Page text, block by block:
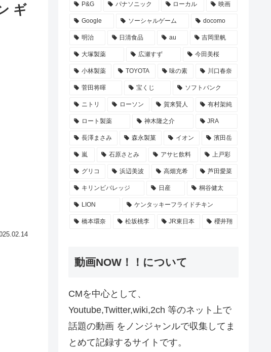
ギ
P&G パナソニック ローカル 映画
Google ソーシャルゲーム docomo
明治 日清食品 au 吉岡里帆
大塚製薬 広瀬すず 今田美桜
小林製薬 TOYOTA 味の素 川口春奈
菅田将暉 宝くじ ソフトバンク
ニトリ ローソン 賀来賢人 有村架純
ロート製薬 神木隆之介 JRA
長澤まさみ 森永製菓 イオン 濱田岳
嵐 石原さとみ アサヒ飲料 上戸彩
グリコ 浜辺美波 高畑充希 芦田愛菜
キリンビバレッジ 日産 桐谷健太
LION ケンタッキーフライドチキン
橋本環奈 松坂桃李 JR東日本 櫻井翔
動画NOW！！について
CMを中心として、
Youtube,Twitter,wiki,2ch 等のネット上で
話題の動画 をノンジャンルで収集してま
とめて記録するサイトです。